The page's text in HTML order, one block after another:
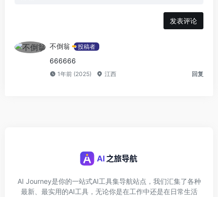
发表评论
不倒翁 投稿者
666666
1年前 (2025) 江西 回复
AI Journey是你的一站式AI工具集导航站点，我们汇集了各种
最新、最实用的AI工具，无论你是在工作中还是在日常生活